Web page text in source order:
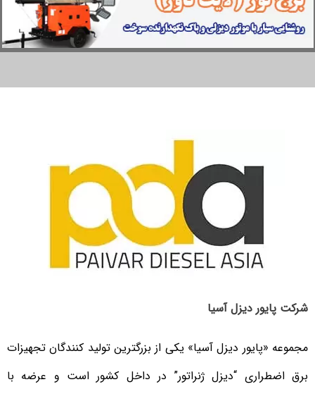
شرکت پایور دیزل آسیا
مجموعه «پایور دیزل آسیا» یکی از بزرگترین تولید کنندگان تجهیزات
برق اضطراری “دیزل ژنراتور” در داخل کشور است و عرضه با